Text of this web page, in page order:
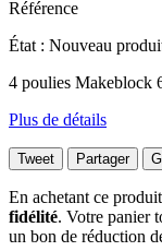
Référence
État : Nouveau
4 poulies Makeblock
Plus de détails
Tweet Partager
En achetant ce
fidélité. Votre panier
un bon de réduction